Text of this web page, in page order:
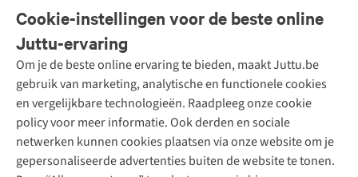
Cookie-instellingen voor de beste online
Juttu-ervaring
Om je de beste online ervaring te bieden, maakt Juttu.be
gebruik van marketing, analytische en functionele cookies
en vergelijkbare technologieën. Raadpleeg onze cookie
policy voor meer informatie. Ook derden en sociale
netwerken kunnen cookies plaatsen via onze website om je
gepersonaliseerde advertenties buiten de website te tonen.
Bestellen
Betalen
10% studentenkorting
Klarna - achteraf betalen
Levering
Retourneren
Bestelling herroepen
Garantie
Onze diensten
Tweedehands - ReJUsed
Kledingatelier
Personal shopping
Textielbox
Events / workshops
Juttu
Over ons
Juttu Friends
Inspiratie
Werken bij Juttu
Merken
Nathalie Vleeschouwer
Selected dames
Meld je aan voor de nieuwsbrief